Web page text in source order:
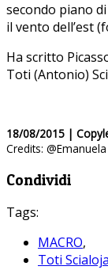
secondo piano
il vento dell’est
Ha scritto
Toti (Antonio)
18/08/2015 |
Credits:
Condividi
Tags:
MACRO,
Toti Scialoja